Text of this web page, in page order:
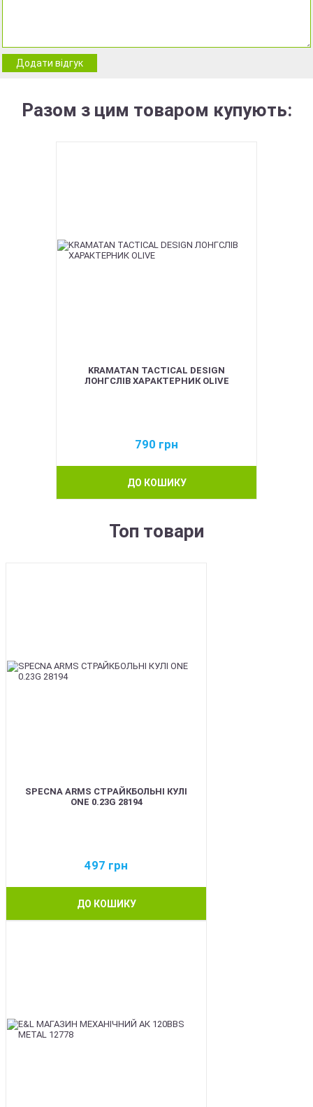
Додати відгук
Разом з цим товаром купують:
KRAMATAN TACTICAL DESIGN
ЛОНГСЛІВ ХАРАКТЕРНИК OLIVE
790 грн
ДО КОШИКУ
Топ товари
SPECNA ARMS СТРАЙКБОЛЬНІ КУЛІ
ONE 0.23G 28194
497 грн
ДО КОШИКУ